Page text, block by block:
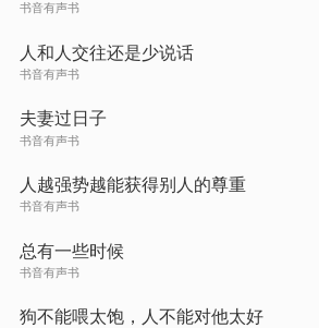
书音有声书
人和人交往还是少说话
书音有声书
夫妻过日子
书音有声书
人越强势越能获得别人的尊重
书音有声书
总有一些时候
书音有声书
狗不能喂太饱，人不能对他太好